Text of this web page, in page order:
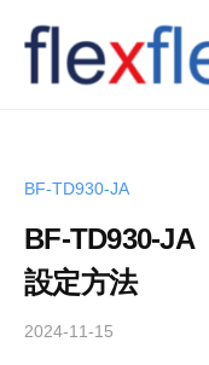
F
l
e
BF-TD930-JA
BF-TD930-
設定方法
2024-11-15